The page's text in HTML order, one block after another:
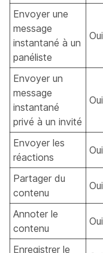
Envoyer une
message
instantané à un
panéliste
Oui
Envoyer un
message
instantané
privé à un invité
Oui
Envoyer les
réactions
Oui
Partager du
contenu
Oui
Annoter le
contenu
Oui
Enregistrer le